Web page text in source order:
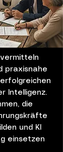
vermitteln
praxisnahe
Intelligenz.
die
und KI
einsetzen